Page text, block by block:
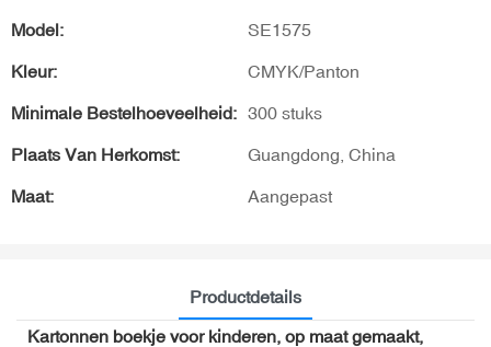
Model: SE1575
Kleur: CMYK/Panton
Minimale Bestelhoeveelheid: 300 stuks
Plaats Van Herkomst: Guangdong, China
Maat: Aangepast
Productdetails
Kartonnen boekje voor kinderen, op maat gemaakt,